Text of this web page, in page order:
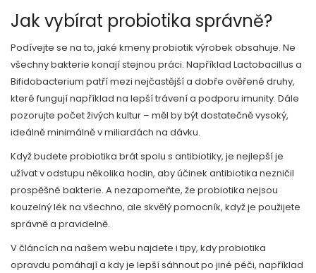
Jak vybírat probiotika správně?
Podívejte se na to, jaké kmeny probiotik výrobek obsahuje. Ne
všechny bakterie konají stejnou práci. Například Lactobacillus a
Bifidobacterium patří mezi nejčastější a dobře ověřené druhy,
které fungují například na lepší trávení a podporu imunity. Dále
pozorujte počet živých kultur – měl by být dostatečně vysoký,
ideálně minimálně v miliardách na dávku.
Když budete probiotika brát spolu s antibiotiky, je nejlepší je
užívat v odstupu několika hodin, aby účinek antibiotika nezničil
prospěšné bakterie. A nezapomeňte, že probiotika nejsou
kouzelný lék na všechno, ale skvělý pomocník, když je použijete
správně a pravidelně.
V článcích na našem webu najdete i tipy, kdy probiotika
opravdu pomáhají a kdy je lepší sáhnout po jiné péči, například